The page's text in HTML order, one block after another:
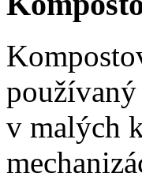
používaný
v malých